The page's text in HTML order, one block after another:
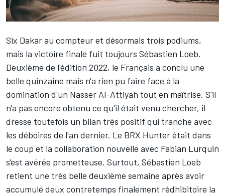
Six Dakar au compteur et désormais trois podiums,
mais la victoire finale fuit toujours Sébastien Loeb.
Deuxième de l'édition 2022, le Français a conclu une
belle quinzaine mais n'a rien pu faire face à la
domination d'un Nasser Al-Attiyah tout en maîtrise. S'il
n'a pas encore obtenu ce qu'il était venu chercher, il
dresse toutefois un bilan très positif qui tranche avec
les déboires de l'an dernier. Le BRX Hunter était dans
le coup et la collaboration nouvelle avec Fabian Lurquin
s'est avérée prometteuse. Surtout, Sébastien Loeb
retient une très belle deuxième semaine après avoir
accumulé deux contretemps finalement rédhibitoire la